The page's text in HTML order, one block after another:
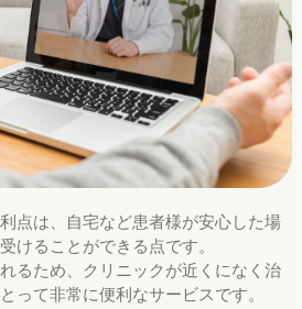
点は、自宅など患者様が安心した場
けることができる点です。
るため、クリニックが近くになく治
って非常に便利なサービスです。